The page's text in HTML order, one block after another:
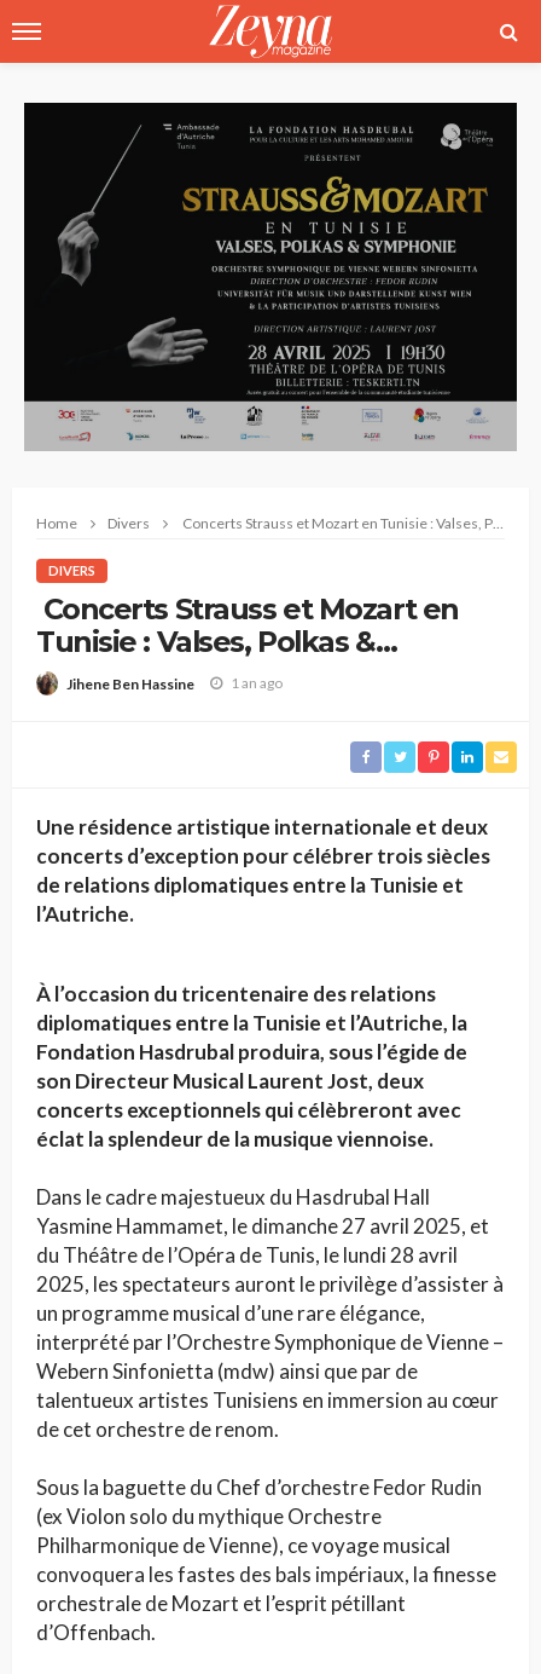
Home Divers Concerts Strauss et Mozart en Tunisie : Valses, Polkas & Symphonie
DIVERS
Concerts Strauss et Mozart en
Tunisie : Valses, Polkas &
Symphonie
Jihene Ben Hassine 1 an ago
Une résidence artistique internationale et deux
concerts d’exception pour célébrer trois siècles
de relations diplomatiques entre la Tunisie et
l’Autriche.
À l’occasion du tricentenaire des relations
diplomatiques entre la Tunisie et l’Autriche, la
Fondation Hasdrubal produira, sous l’égide de
son Directeur Musical Laurent Jost, deux
concerts exceptionnels qui célèbreront avec
éclat la splendeur de la musique viennoise.
Dans le cadre majestueux du Hasdrubal Hall
Yasmine Hammamet, le dimanche 27 avril 2025, et
du Théâtre de l’Opéra de Tunis, le lundi 28 avril
2025, les spectateurs auront le privilège d’assister à
un programme musical d’une rare élégance,
interprété par l’Orchestre Symphonique de Vienne –
Webern Sinfonietta (mdw) ainsi que par de
talentueux artistes Tunisiens en immersion au cœur
de cet orchestre de renom.
Sous la baguette du Chef d’orchestre Fedor Rudin
(ex Violon solo du mythique Orchestre
Philharmonique de Vienne), ce voyage musical
convoquera les fastes des bals impériaux, la finesse
orchestrale de Mozart et l’esprit pétillant
d’Offenbach.